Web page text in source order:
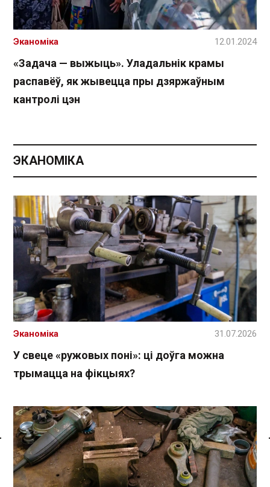
Спасылка без VPN
«Задача — выжыць». Уладальнік крамы
распавёў, як жывецца пры дзяржаўным
кантролі цэн
Эканоміка 12.01.2024
ЭКАНОМІКА
У свеце «ружовых поні»: ці доўга можна
трымацца на фікцыях?
Эканоміка 31.07.2026